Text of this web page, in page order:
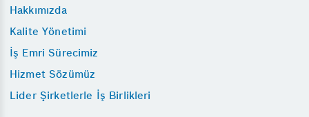
Hakkımızda
Kalite Yönetimi
İş Emri Sürecimiz
Hizmet Sözümüz
Lider Şirketlerle İş Birlikleri